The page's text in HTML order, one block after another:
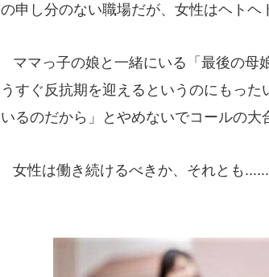
の申し分のない職場だが、女性はヘトヘ
ママっ子の娘と一緒にいる「最後の母
うすぐ反抗期を迎えるというのにもっ
いるのだから」とやめないでコールの大
女性は働き続けるべきか、それとも......